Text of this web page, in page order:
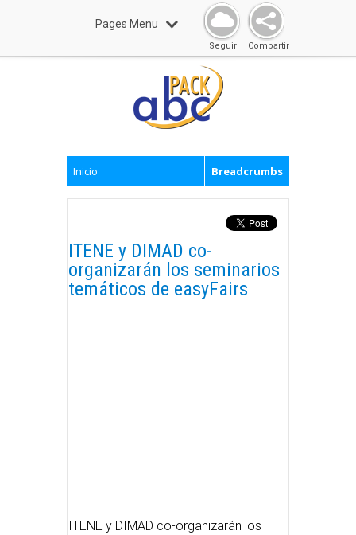
Pages Menu
Compartir
Seguir
Inicio Breadcrumbs
ITENE y DIMAD co-
organizarán los seminarios
temáticos de easyFairs
ITENE y DIMAD co-organizarán los